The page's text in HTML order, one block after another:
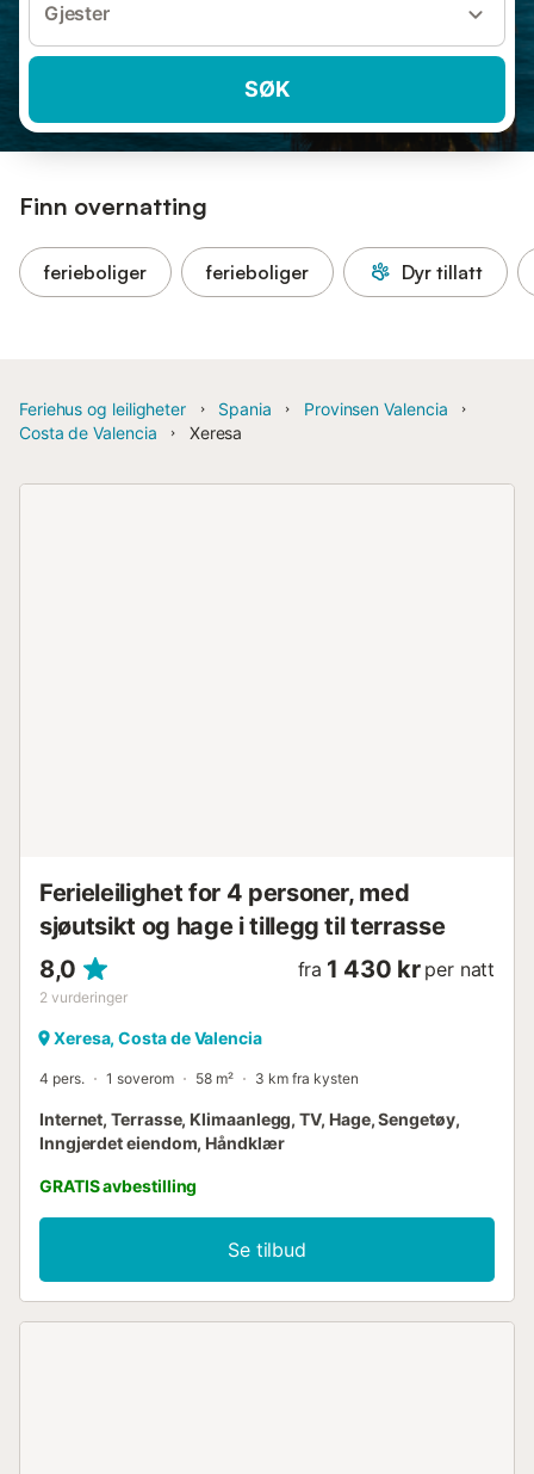
Gjester
SØK
Finn overnatting
ferieboliger ferieboliger Dyr tillatt
Feriehus og leiligheter Spania
Provinsen Valencia
Costa de Valencia
Xeresa
Ferieleilighet for 4 personer, med
sjøutsikt og hage i tillegg til terrasse
8,0
2 vurderinger
fra 1 430 kr per natt
Xeresa, Costa de Valencia
4 pers. 1 soverom 58 m² 3 km fra kysten
Internet, Terrasse, Klimaanlegg, TV, Hage, Sengetøy,
Inngjerdet eiendom, Håndklær
GRATIS avbestilling
Se tilbud